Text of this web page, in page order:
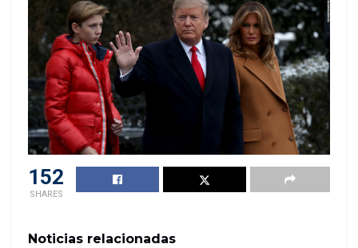
152
SHARES
Noticias relacionadas